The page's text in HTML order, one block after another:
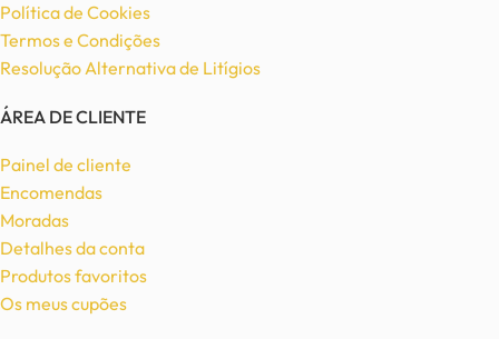
Política de Cookies
Termos e Condições
Resolução Alternativa de Litígios
ÁREA DE CLIENTE
Painel de cliente
Encomendas
Moradas
Detalhes da conta
Produtos favoritos
Os meus cupões